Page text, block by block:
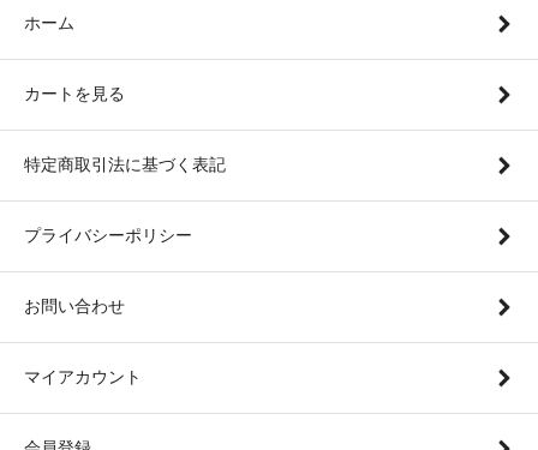
ホーム
カートを見る
特定商取引法に基づく表記
プライバシーポリシー
お問い合わせ
マイアカウント